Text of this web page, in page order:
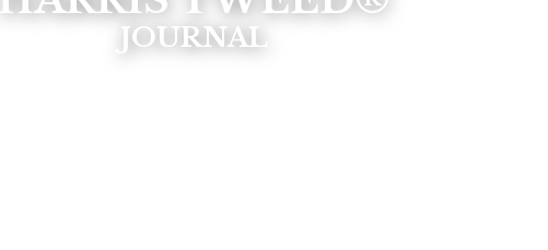
JOURNAL